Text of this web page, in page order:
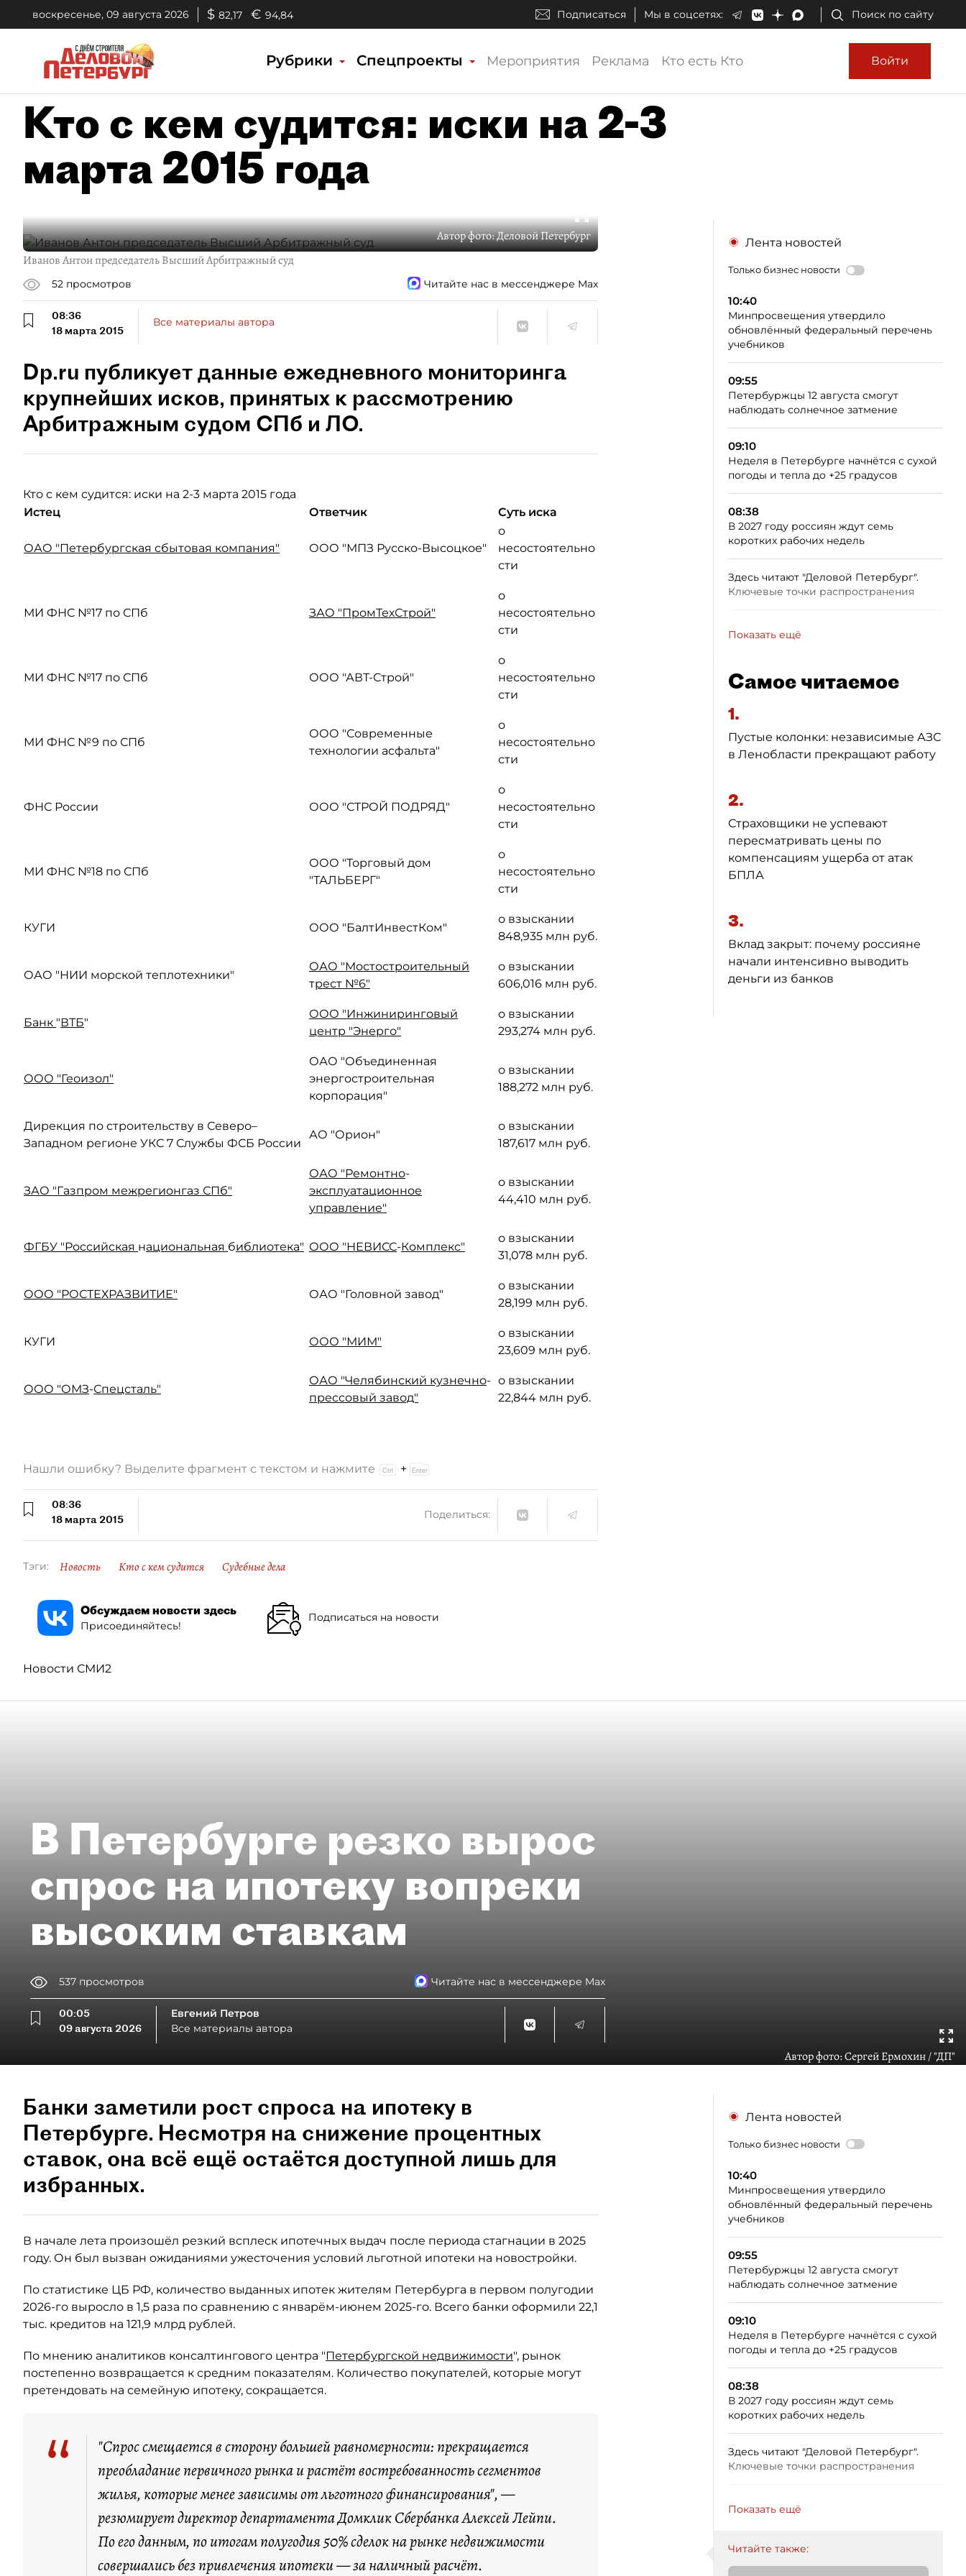
воскресенье, 09 августа 2026 $ 82,17 € 94,84 Подписаться Мы в соцсетях: Поиск по сайту
Рубрики Спецпроекты Мероприятия Реклама Кто есть Кто Войти
Кто с кем судится: иски на 2-3
марта 2015 года
Автор фото:Деловой Петербург
Иванов Антон председатель Высший Арбитражный суд
52 просмотров Читайте нас в мессенджере Max
08:36
18 марта 2015
Все материалы автора
Dp.ru публикует данные ежедневного мониторинга
крупнейших исков, принятых к рассмотрению
Арбитражным судом СПб и ЛО.
Кто с кем судится: иски на 2-3 марта 2015 года
Истец
Ответчик Суть иска
ОАО "Петербургская сбытовая компания" ООО "МПЗ Русско-Высоцкое"
о
несостоятельно
сти
МИ ФНС №17 по СПб ЗАО "ПромТехСтрой"
о
несостоятельно
сти
МИ ФНС №17 по СПб ООО "АВТ-Строй"
о
несостоятельно
сти
МИ ФНС №9 по СПб
ООО "Современные
технологии асфальта"
о
несостоятельно
сти
ФНС России ООО "СТРОЙ ПОДРЯД"
о
несостоятельно
сти
МИ ФНС №18 по СПб
ООО "Торговый дом
"ТАЛЬБЕРГ"
о
несостоятельно
сти
КУГИ ООО "БалтИнвестКом"
о взыскании
848,935 млн руб.
ОАО "НИИ морской теплотехники"
ОАО "Мостостроительный
трест №6"
о взыскании
606,016 млн руб.
Банк "ВТБ"
ООО "Инжиниринговый
центр "Энерго"
о взыскании
293,274 млн руб.
ООО "Геоизол"
ОАО "Объединенная
энергостроительная
корпорация"
о взыскании
188,272 млн руб.
Дирекция по строительству в Северо–
Западном регионе УКС 7 Службы ФСБ России
АО "Орион"
о взыскании
187,617 млн руб.
ЗАО "Газпром межрегионгаз СПб"
ОАО "Ремонтно-
эксплуатационное
управление"
о взыскании
44,410 млн руб.
ФГБУ "Российская национальная библиотека" ООО "НЕВИСС-Комплекс"
о взыскании
31,078 млн руб.
ООО "РОСТЕХРАЗВИТИЕ" ОАО "Головной завод"
о взыскании
28,199 млн руб.
КУГИ ООО "МИМ"
о взыскании
23,609 млн руб.
ООО "ОМЗ-Спецсталь"
ОАО "Челябинский кузнечно-
прессовый завод"
о взыскании
22,844 млн руб.
Лента новостей
Только бизнес новости
10:40
Минпросвещения утвердило
обновлённый федеральный перечень
учебников
09:55
Петербуржцы 12 августа смогут
наблюдать солнечное затмение
09:10
Неделя в Петербурге начнётся с сухой
погоды и тепла до +25 градусов
08:38
В 2027 году россиян ждут семь
коротких рабочих недель
Здесь читают "Деловой Петербург".
Ключевые точки распространения
Показать ещё
Самое читаемое
1.
Пустые колонки: независимые АЗС
в Ленобласти прекращают работу
2.
Страховщики не успевают
пересматривать цены по
компенсациям ущерба от атак
БПЛА
3.
Вклад закрыт: почему россияне
начали интенсивно выводить
деньги из банков
Нашли ошибку? Выделите фрагмент с текстом и нажмите +
08:36
18 марта 2015
Поделиться:
Тэги: Новость Кто с кем судится Судебные дела
Обсуждаем новости здесь
Присоединяйтесь!
Подписаться на новости
Новости СМИ2
В Петербурге резко вырос
спрос на ипотеку вопреки
высоким ставкам
537 просмотров Читайте нас в мессенджере Max
00:05
09 августа 2026
Евгений Петров
Все материалы автора
Автор фото:Сергей Ермохин / "ДП"
Банки заметили рост спроса на ипотеку в
Петербурге. Несмотря на снижение процентных
ставок, она всё ещё остаётся доступной лишь для
избранных.
В начале лета произошёл резкий всплеск ипотечных выдач после периода стагнации в 2025
году. Он был вызван ожиданиями ужесточения условий льготной ипотеки на новостройки.
По статистике ЦБ РФ, количество выданных ипотек жителям Петербурга в первом полугодии
2026-го выросло в 1,5 раза по сравнению с январём-июнем 2025-го. Всего банки оформили 22,1
тыс. кредитов на 121,9 млрд рублей.
По мнению аналитиков консалтингового центра "Петербургской недвижимости", рынок
постепенно возвращается к средним показателям. Количество покупателей, которые могут
претендовать на семейную ипотеку, сокращается.
“
"Спрос смещается в сторону большей равномерности: прекращается
преобладание первичного рынка и растёт востребованность сегментов
жилья, которые менее зависимы от льготного финансирования", —
резюмирует директор департамента Домклик Сбербанка Алексей Лейпи.
По его данным, по итогам полугодия 50% сделок на рынке недвижимости
совершались без привлечения ипотеки — за наличный расчёт.
Лента новостей
Только бизнес новости
10:40
Минпросвещения утвердило
обновлённый федеральный перечень
учебников
09:55
Петербуржцы 12 августа смогут
наблюдать солнечное затмение
09:10
Неделя в Петербурге начнётся с сухой
погоды и тепла до +25 градусов
08:38
В 2027 году россиян ждут семь
коротких рабочих недель
Здесь читают "Деловой Петербург".
Ключевые точки распространения
Показать ещё
Читайте также: